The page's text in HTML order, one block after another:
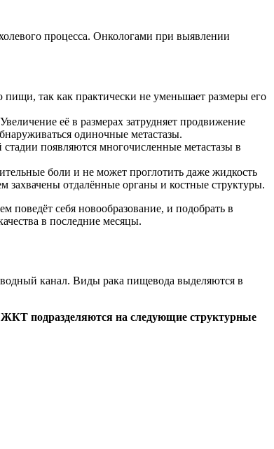
процесса. Онкологами при выявлении
так как практически не уменьшает размеры его
её в размерах затрудняет продвижение
одиночные метастазы.
появляются многочисленные метастазы в
боли и не может проглотить даже жидкость
отдалённые органы и костные структуры.
поведёт себя новообразование, и подобрать в
в последние месяцы.
канал. Виды рака пищевода выделяются в
ЖКТ подразделяются на следующие структурные